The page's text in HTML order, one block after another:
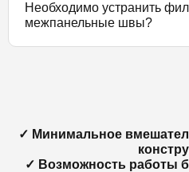
Необходимо устранить
межпанельные швы?
✓ Минимальное
✓ Возможность работы